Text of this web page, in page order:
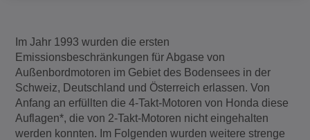
Im Jahr 1993 wurden die ersten
Emissionsbeschränkungen für Abgase von
Außenbordmotoren im Gebiet des Bodensees in der
Schweiz, Deutschland und Österreich erlassen. Von
Anfang an erfüllten die 4-Takt-Motoren von Honda diese
Auflagen*, die von 2-Takt-Motoren nicht eingehalten
werden konnten. Im Folgenden wurden weitere strenge